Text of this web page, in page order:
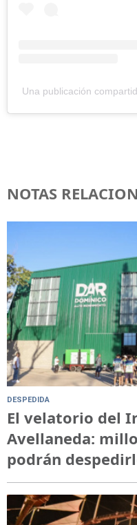
Una publicación
NOTAS
DESPEDIDA
El velatorio del
Avellaneda:
podrán